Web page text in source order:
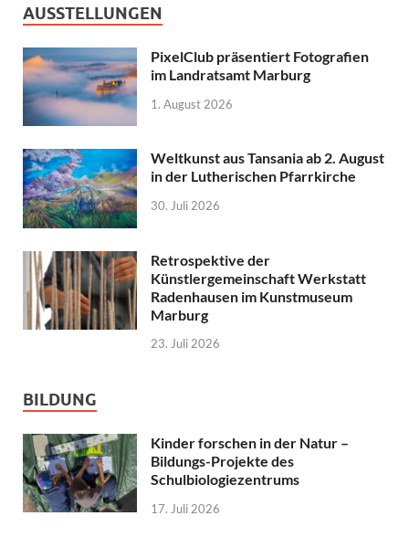
AUSSTELLUNGEN
PixelClub präsentiert Fotografien
im Landratsamt Marburg
1. August 2026
Weltkunst aus Tansania ab 2. August
in der Lutherischen Pfarrkirche
30. Juli 2026
Retrospektive der
Künstlergemeinschaft Werkstatt
Radenhausen im Kunstmuseum
Marburg
23. Juli 2026
BILDUNG
Kinder forschen in der Natur –
Bildungs-Projekte des
Schulbiologiezentrums
17. Juli 2026